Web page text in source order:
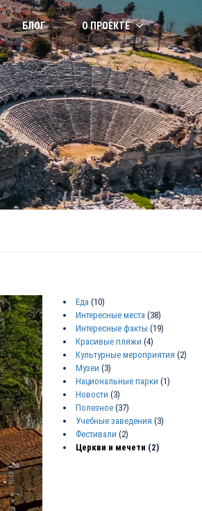
БЛОГ О ПРОЕКТЕ
Еда (10)
Интересные места (38)
Интересные факты (19)
Красивые пляжи (4)
Культурные мероприятия (2)
Музеи (3)
Национальные парки (1)
Новости (3)
Полезное (37)
Учебные заведения (3)
Фестивали (2)
Церкви и мечети (2)